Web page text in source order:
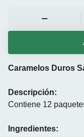
Caramelos Duros
Descripción:
Contiene 12
Ingredientes: